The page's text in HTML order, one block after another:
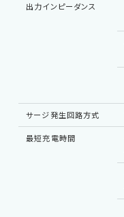
出力インピーダンス
サージ発生回路方式
最短充電時間